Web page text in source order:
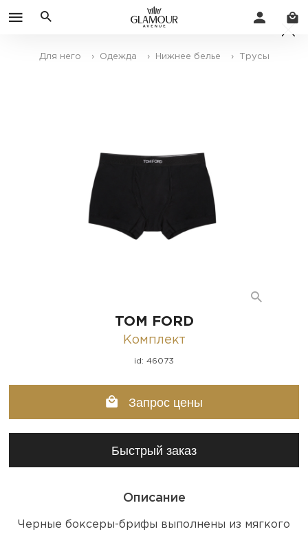
Для него › Одежда › Нижнее белье › Трусы
TOM FORD
Комплект
id: 46073
Запрос цены
Быстрый заказ
Описание
Черные боксеры-брифы выполнены из мягкого